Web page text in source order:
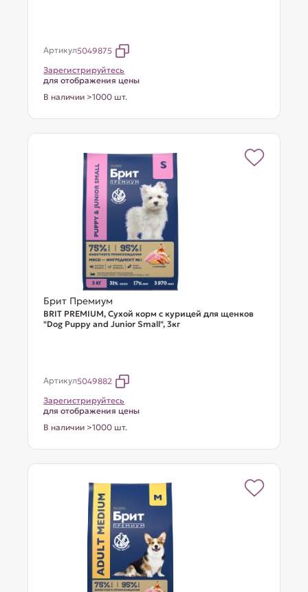
Артикул5049875
Зарегистрируйтесь
для отображения цены
В наличии >1000 шт.
Брит Премиум
BRIT PREMIUM, Сухой корм с курицей для щенков
"Dog Puppy and Junior Small", 3кг
Артикул5049882
Зарегистрируйтесь
для отображения цены
В наличии >1000 шт.